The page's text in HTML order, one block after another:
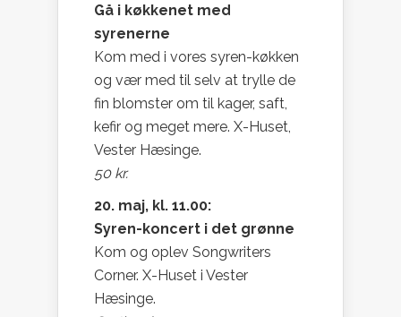
Gå i køkkenet med
syrenerne
Kom med i vores syren-køkken
og vær med til selv at trylle de
fin blomster om til kager, saft,
kefir og meget mere. X-Huset,
Vester Hæsinge.
50 kr.
20. maj, kl. 11.00:
Syren-koncert i det grønne
Kom og oplev Songwriters
Corner. X-Huset i Vester
Hæsinge.